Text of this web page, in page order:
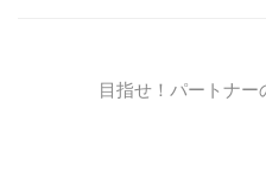
目指せ！パートナー